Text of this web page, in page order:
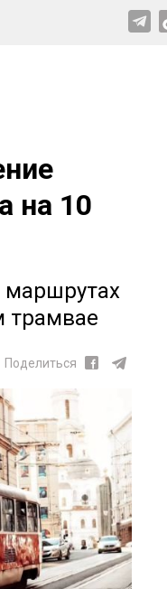
на 10
маршрутах
трамвае
Поделиться